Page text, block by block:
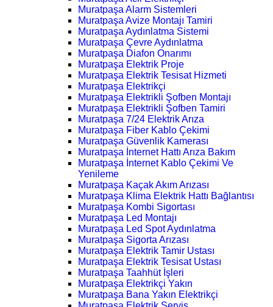
Muratpaşa Alarm Sistemleri
Muratpaşa Avize Montajı Tamiri
Muratpaşa Aydınlatma Sistemi
Muratpaşa Çevre Aydınlatma
Muratpaşa Diafon Onarımı
Muratpaşa Elektrik Proje
Muratpaşa Elektrik Tesisat Hizmeti
Muratpaşa Elektrikçi
Muratpaşa Elektrikli Şofben Montajı
Muratpaşa Elektrikli Şofben Tamiri
Muratpaşa 7/24 Elektrik Arıza
Muratpaşa Fiber Kablo Çekimi
Muratpaşa Güvenlik Kamerası
Muratpaşa İnternet Hattı Arıza Bakım
Muratpaşa İnternet Kablo Çekimi Ve
Yenileme
Muratpaşa Kaçak Akım Arızası
Muratpaşa Klima Elektrik Hattı Bağlantısı
Muratpaşa Kombi Sigortası
Muratpaşa Led Montajı
Muratpaşa Led Spot Aydınlatma
Muratpaşa Sigorta Arızası
Muratpaşa Elektrik Tamir Ustası
Muratpaşa Elektrik Tesisat Ustası
Muratpaşa Taahhüt İşleri
Muratpaşa Elektrikçi Yakın
Muratpaşa Bana Yakın Elektrikçi